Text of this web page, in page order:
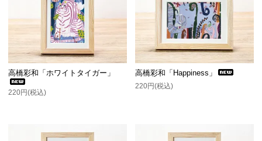
高橋彩和「ホワイトタイガー」
220円(税込)
高橋彩和「Happiness」
220円(税込)